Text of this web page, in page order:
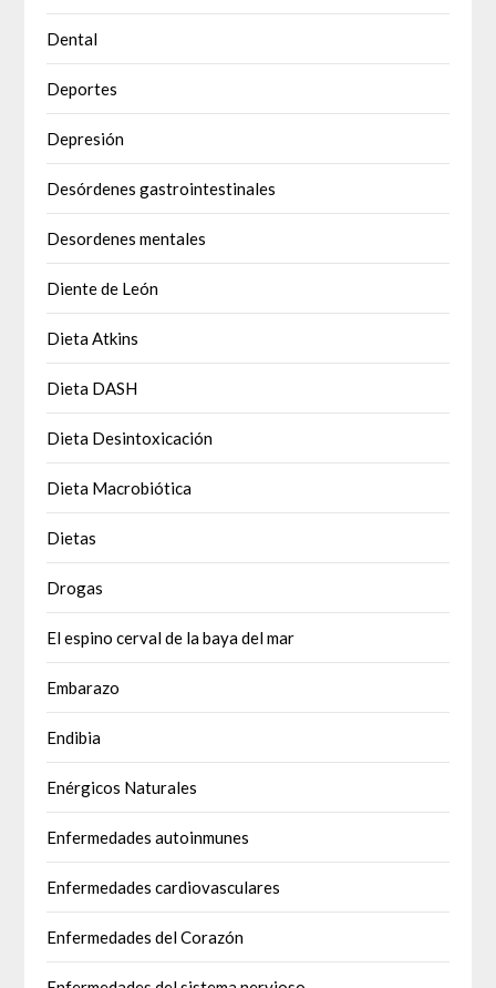
Dental
Deportes
Depresión
Desórdenes gastrointestinales
Desordenes mentales
Diente de León
Dieta Atkins
Dieta DASH
Dieta Desintoxicación
Dieta Macrobiótica
Dietas
Drogas
El espino cerval de la baya del mar
Embarazo
Endibia
Enérgicos Naturales
Enfermedades autoinmunes
Enfermedades cardiovasculares
Enfermedades del Corazón